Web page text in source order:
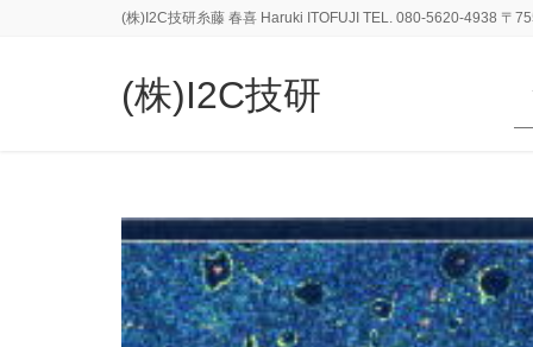
(株)I2C技研糸藤 春喜 Haruki ITOFUJI TEL. 080-5620-4938 〒
(株)I2C技研